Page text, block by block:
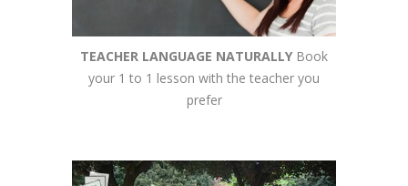
TEACHER LANGUAGE NATURALLY Book
your 1 to 1 lesson with the teacher you
prefer